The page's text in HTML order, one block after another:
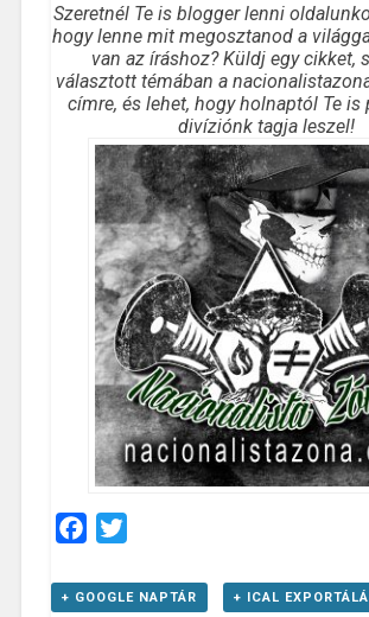
Szeretnél Te is blogger lenni
hogy lenne mit megosztanod a
van az íráshoz? Küldj egy cikket,
választott témában a
címre, és lehet, hogy holnaptól Te is
divíziónk tagja leszel!
Facebook
+ GOOGLE NAPTÁR + ICAL